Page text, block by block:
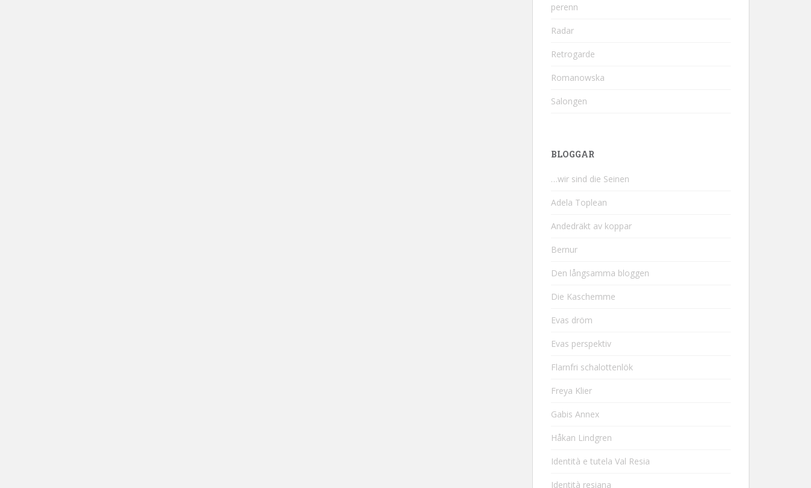
perenn
Radar
Retrogarde
Romanowska
Salongen
BLOGGAR
…wir sind die Seinen
Adela Toplean
Andedräkt av koppar
Bernur
Den långsamma bloggen
Die Kaschemme
Evas dröm
Evas perspektiv
Flarnfri schalottenlök
Freya Klier
Gabis Annex
Håkan Lindgren
Identità e tutela Val Resia
Identità resiana